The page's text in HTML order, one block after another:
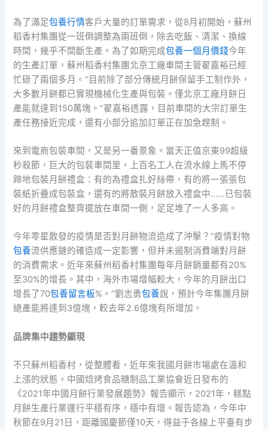
為了滿足包養行情客戶大量的訂單需求，從8月初開始，蘇州
稻香村集團從一班倒調整為兩班倒，除去吃飯、清潔、換線
時間，幾乎不間斷生產。為了如期完成包養一個月價錢今年
的生產訂單，蘇州稻香村集團北京工廠車間主管翟嘉裕已經
忙碌了兩個多月。“目前除了部分傳統月餅保留手工制作外，
大多數月餅都已實現機械化生產與包裝。僅北京工廠月餅日
產能就達到150萬塊。”翟嘉裕透露，目前車間的大宗訂單生
產任務接近完成，還有小部分追加訂單正在加急趕制。
來到電商包裝車間，又是另一番景象。當天正值京東99超級
秒殺節，巨大的包裝車間里，上百名工人在流水線上馬不停
蹄地包裝月餅禮盒：有的為禮盒扎好絲帶，有的將一張張包
裝紙折疊成包裝盒，還有的將散裝月餅放入禮盒中……已包裝
好的月餅禮盒整齊擺放在車間一側，足足堆了一人多高。
今年零星散發的疫情是否對月餅物流造成了沖擊？“疫情對物
包養流供應鏈的確造成一定影響，但并未遏制消費端對月餅
的消費需求。近年來蘇州稻香村集團每年月餅銷量都有20%
至30%的增長。其中，海外市場增幅較大，今年的月餅出口
增長了70包養留言板%。”劉志勇包養說，預計今年集團月餅
總產能將達到3億塊，較去年2.6億塊有所增加。
品牌集中趨勢顯現
不只蘇州稻香村，從整體看，近年來我國月餅市場處在溫和
上漲的狀態。中國焙烤食品糖制品工業協會近日發布的
《2021年中國月餅行業發展趨勢》報告顯示，2021年，糕點
月餅生產行業運行平穩有序，穩中有增。報告認為，今年中
秋節在9月21日，距離國慶節僅10天，得益于各線上平臺有步